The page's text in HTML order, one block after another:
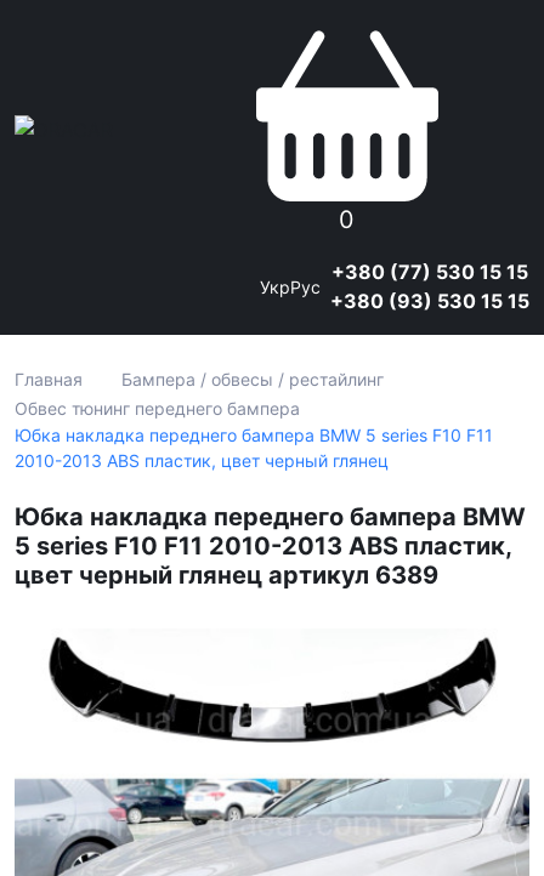
0
УкрРус
+380 (77) 530 15 15
+380 (93) 530 15 15
Главная
Бампера / обвесы / рестайлинг
Обвес тюнинг переднего бампера
Юбка накладка переднего бампера BMW 5 series F10 F11
2010-2013 ABS пластик, цвет черный глянец
Юбка накладка переднего бампера BMW
5 series F10 F11 2010-2013 ABS пластик,
цвет черный глянец артикул 6389